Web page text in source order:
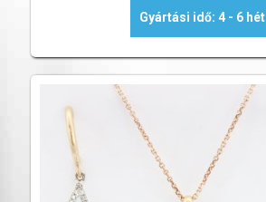
Gyártási idő: 4 - 6 hét